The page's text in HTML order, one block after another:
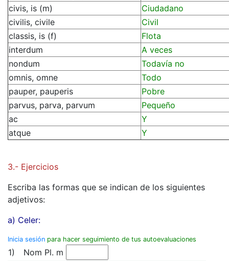
civis, is (m)
Ciudadano
civilis, civile
Civil
classis, is (f)
Flota
interdum
A veces
nondum
Todavía no
omnis, omne
Todo
pauper, pauperis
Pobre
parvus, parva, parvum
Pequeño
ac
Y
atque
Y
3.- Ejercicios
Escriba las formas que se indican de los siguientes
adjetivos:
a) Celer:
Inicia sesión para hacer seguimiento de tus autoevaluaciones
1) Nom Pl. m